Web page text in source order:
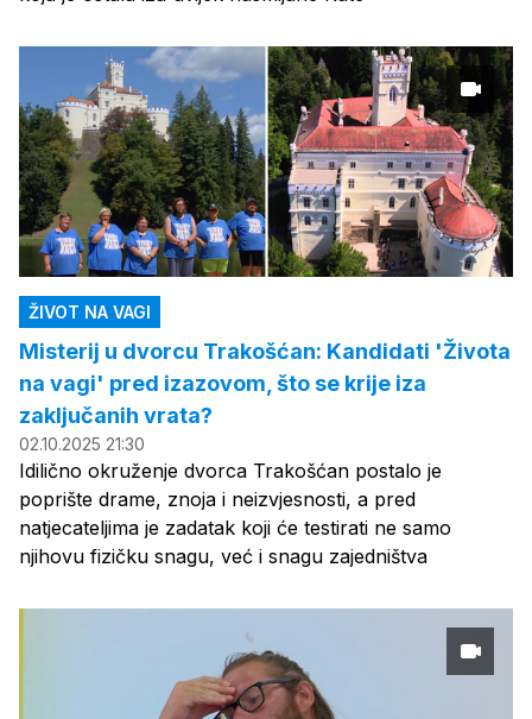
ŽIVOT NA VAGI
Misterij u dvorcu Trakošćan: Kandidati 'Života
na vagi' pred izazovom, što se krije iza
zaključanih vrata?
02.10.2025 21:30
Idilično okruženje dvorca Trakošćan postalo je
poprište drame, znoja i neizvjesnosti, a pred
natjecateljima je zadatak koji će testirati ne samo
njihovu fizičku snagu, već i snagu zajedništva